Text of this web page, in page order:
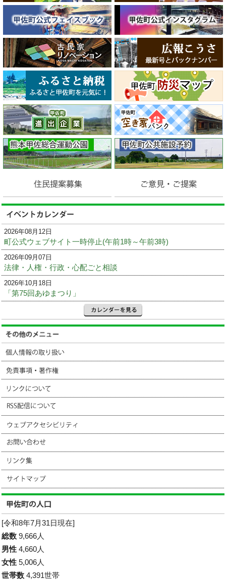
2026年08月12日
町公式ウェブサイト一時停止(午前1時～午前3時)
2026年09月07日
法律・人権・行政・心配ごと相談
2026年10月18日
「第75回あゆまつり」
[令和8年7月31日現在]
総数 9,666人
男性 4,660人
女性 5,006人
世帯数 4,391世帯